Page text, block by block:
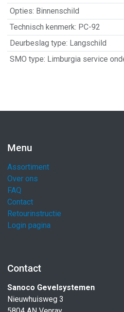
Opties: Binnenschild
Technisch kenmerk: PC-92
Deurbeslag type: Langschild
SMO type: Limburgia service
Menu
Assortiment
Over ons
FAQ
Contact
Retourinstructie
Login pagina
Contact
Sanoco Gevelsystemen
Nieuwhuisweg 3